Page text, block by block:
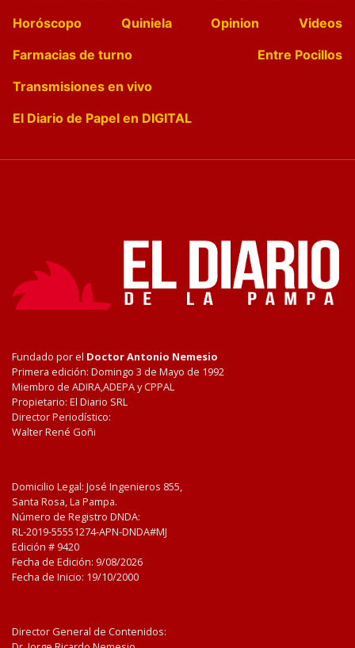
Horóscopo
Quiniela Opinion
Videos
Farmacias de turno
Entre Pocillos
Transmisiones en vivo
El Diario de Papel en DIGITAL
Fundado por el Doctor Antonio Nemesio
Primera edición: Domingo 3 de Mayo de 1992
Miembro de ADIRA,ADEPA y CPPAL
Propietario: El Diario SRL
Director Periodístico:
Walter René Goñi
Domicilio Legal: José Ingenieros 855,
Santa Rosa, La Pampa.
Número de Registro DNDA:
RL-2019-55551274-APN-DNDA#MJ
Edición # 9420
Fecha de Edición: 9/08/2026
Fecha de Inicio: 19/10/2000
Director General de Contenidos: